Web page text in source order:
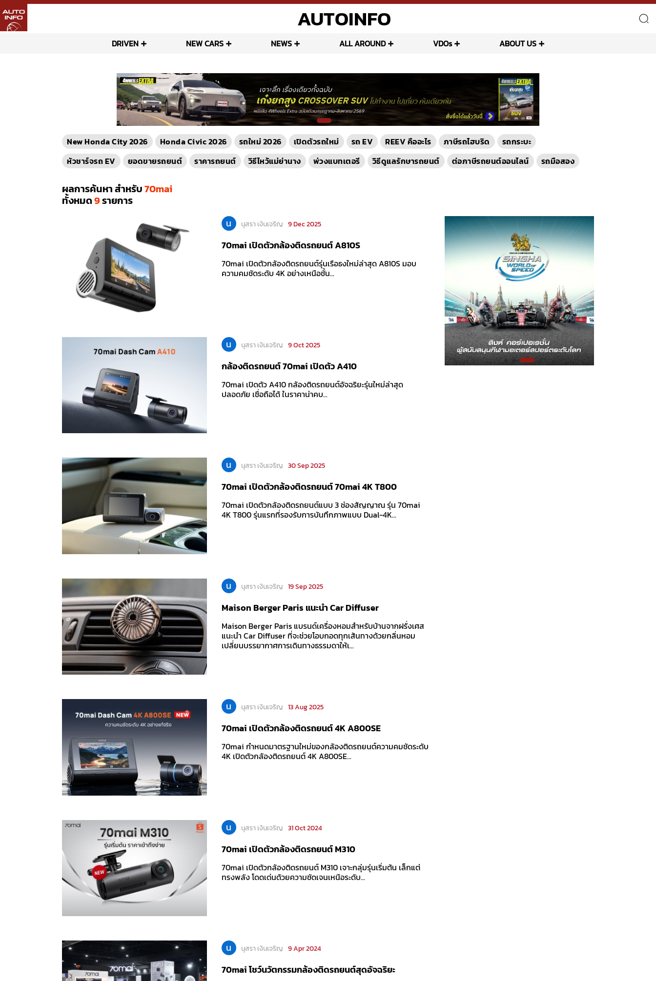
AUTOINFO
DRIVEN NEW CARS NEWS ALL AROUND VDOs ABOUT US
New Honda City 2026 Honda Civic 2026 รถใหม่ 2026 เปิดตัวรถใหม่ รถ EV REEV คืออะไร ภาษีรถไฮบริด
รถกระบะ
หัวชาร์จรถ EV
ยอดขายรถยนต์ ราคารถยนต์ วิธีไหว้แม่ย่านาง พ่วงแบทเตอรี วิธีดูแลรักษารถยนต์ ต่อภาษีรถยนต์ออนไลน์ รถมือสอง
ผลการค้นหา สำหรับ70mai
ทั้งหมด9รายการ
น นุสรา เงินเจริญ 9 Dec 2025
70mai เปิดตัวกล้องติดรถยนต์ A810S
70mai เปิดตัวกล้องติดรถยนต์รุ่นเรือธงใหม่ล่าสุด A810S มอบ
ความคมชัดระดับ 4K อย่างเหนือชั้น...
น นุสรา เงินเจริญ 9 Oct 2025
กล้องติดรถยนต์ 70mai เปิดตัว A410
70mai เปิดตัว A410 กล้องติดรถยนต์อัจฉริยะรุ่นใหม่ล่าสุด
ปลอดภัย เชื่อถือได้ ในราคาน่าคบ...
น นุสรา เงินเจริญ 30 Sep 2025
70mai เปิดตัวกล้องติดรถยนต์ 70mai 4K T800
70mai เปิดตัวกล้องติดรถยนต์แบบ 3 ช่องสัญญาณ รุ่น 70mai
4K T800 รุ่นแรกที่รองรับการบันทึกภาพแบบ Dual-4K...
น นุสรา เงินเจริญ 19 Sep 2025
Maison Berger Paris แนะนำ Car Diffuser
Maison Berger Paris แบรนด์เครื่องหอมสำหรับบ้านจากฝรั่งเศส
แนะนำ Car Diffuser ที่จะช่วยโอบกอดทุกเส้นทางด้วยกลิ่นหอม
เปลี่ยนบรรยากาศการเดินทางธรรมดาให้เ...
น นุสรา เงินเจริญ 13 Aug 2025
70mai เปิดตัวกล้องติดรถยนต์ 4K A800SE
70mai กำหนดมาตรฐานใหม่ของกล้องติดรถยนต์ความคมชัดระดับ
4K เปิดตัวกล้องติดรถยนต์ 4K A800SE...
น นุสรา เงินเจริญ 31 Oct 2024
70mai เปิดตัวกล้องติดรถยนต์ M310
70mai เปิดตัวกล้องติดรถยนต์ M310 เจาะกลุ่มรุ่นเริ่มต้น เล็กแต่
ทรงพลัง โดดเด่นด้วยความชัดเจนเหนือระดับ...
น นุสรา เงินเจริญ 9 Apr 2024
70mai โชว์นวัตกรรมกล้องติดรถยนต์สุดอัจฉริยะ